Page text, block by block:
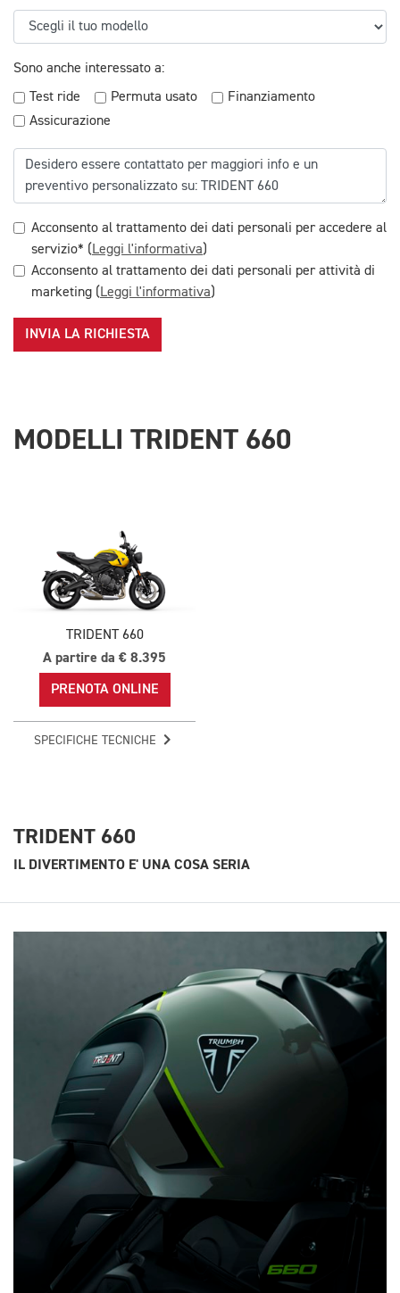
Sono anche interessato a:
Test ride
Permuta usato
Finanziamento
Assicurazione
Acconsento al trattamento dei dati personali per accedere al
servizio* (Leggi l'informativa)
Acconsento al trattamento dei dati personali per attività di
marketing (Leggi l'informativa)
INVIA LA RICHIESTA
MODELLI TRIDENT 660
TRIDENT 660
A partire da € 8.395
PRENOTA ONLINE
SPECIFICHE TECNICHE
TRIDENT 660
IL DIVERTIMENTO E' UNA COSA SERIA